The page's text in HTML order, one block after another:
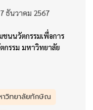
ธันวาคม 2567
ชนนวัตกรรมเพื่อการ
กรรม มหาวิทยาลัย
าวิทยาลัยทักษิณ